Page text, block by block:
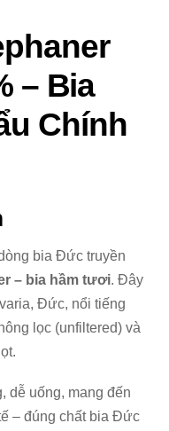
– Bia
Chính
bia Đức truyền
– bia hầm tươi. Đây
Đức, nổi tiếng
lọc (unfiltered) và
dễ uống, mang đến
– đúng chất bia Đức